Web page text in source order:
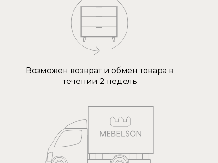
Возможен возврат и обмен товара в
течении 2 недель